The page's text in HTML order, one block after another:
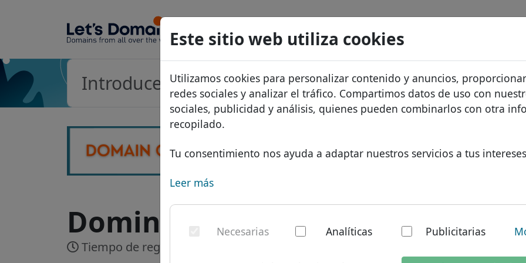
Este sitio web utiliza cookies
Utilizamos cookies para personalizar contenido y anuncios,
redes sociales y analizar el tráfico. Compartimos datos de uso con
sociales, publicidad y análisis, quienes pueden combinarlos con otra
recopilado.
Tu consentimiento nos ayuda a adaptar nuestros servicios a tus
Leer más
Necesarias Analíticas Publicitarias
Dominios
Base de datos de dominios
Dominios africanos
Dominios asiáticos
Dominios europeos
Dominios norteamericanos
Lista de precios
Descuentos
Transferir
Buscar
Protección de ID
Alojamiento DNS
WHOIS
Sobre
¿Por qué
Contacto
.com.tw Buscar
Dominio .com.tw - dominio
Tiempo de registro: